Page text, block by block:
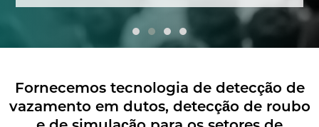
Fornecemos tecnologia de detecção de
vazamento em dutos, detecção de roubo